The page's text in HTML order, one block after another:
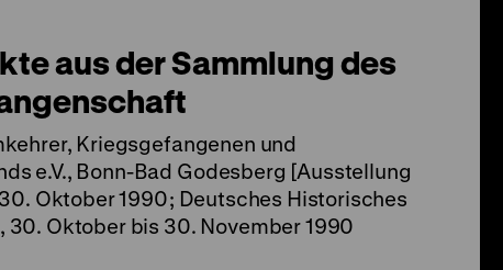
aus der Sammlung des
Kriegsgefangenen und
e.V., Bonn-Bad Godesberg [Ausstellung
Oktober 1990; Deutsches Historisches
Oktober bis 30. November 1990